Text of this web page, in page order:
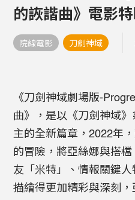
的詼諧曲》電影
院線電影 刀劍神域
《刀劍神域劇場版-
曲》，是以《刀劍神域
主的全新篇章，2022年
的冒險，將亞絲娜與搭
友「米特」、情報關鍵
描繪得更加精彩與深刻